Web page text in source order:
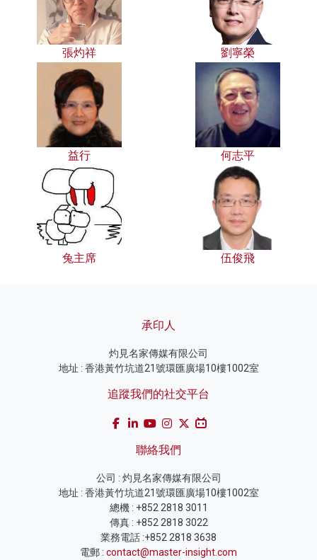
張灼祥 劉寧榮
益行 何志平
兔主席 伍俊飛
承印人
灼見名家傳媒有限公司
地址 : 香港黃竹坑道21號環匯廣場10樓1002室
追蹤我們的社交平台
聯絡我們
公司 : 灼見名家傳媒有限公司
地址 : 香港黃竹坑道21號環匯廣場10樓1002室
總機 : +852 2818 3011
傳真 : +852 2818 3022
業務電話 :+852 2818 3638
電郵 : contact@master-insight.com